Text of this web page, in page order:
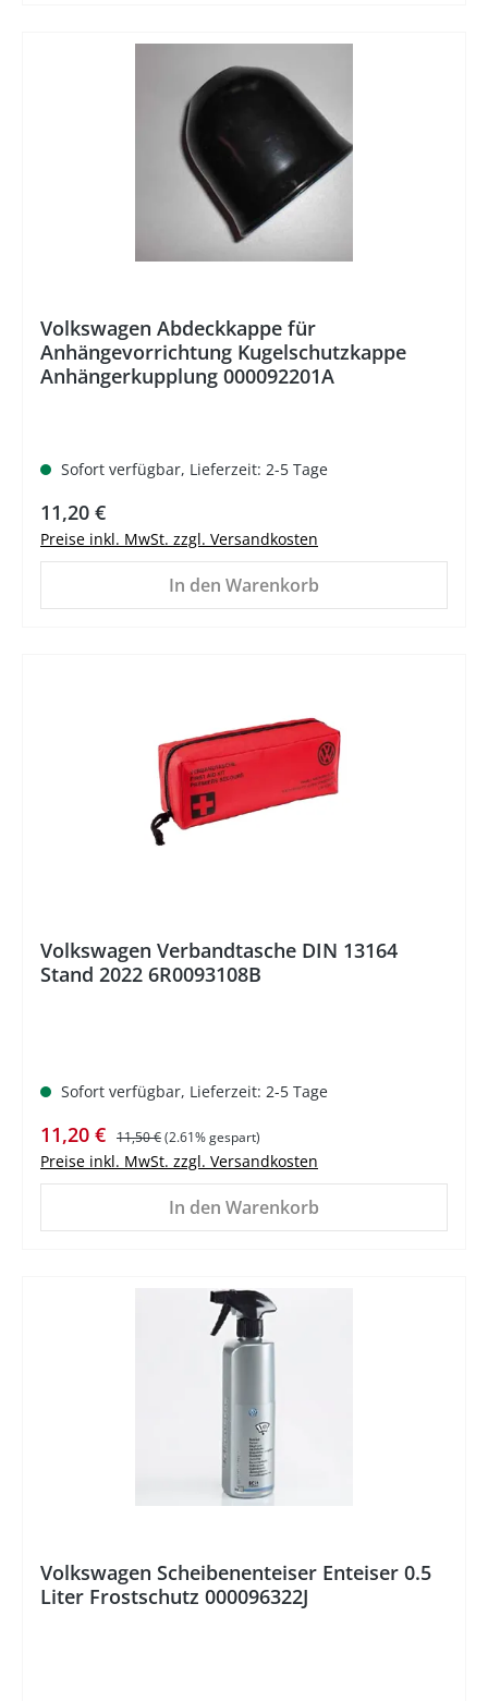
Volkswagen Abdeckkappe für
Anhängevorrichtung Kugelschutzkappe
Anhängerkupplung 000092201A
Sofort verfügbar, Lieferzeit: 2-5 Tage
Regulärer Preis:
11,20 €
Preise inkl. MwSt. zzgl. Versandkosten
In den Warenkorb
Volkswagen Verbandtasche DIN 13164
Stand 2022 6R0093108B
Sofort verfügbar, Lieferzeit: 2-5 Tage
Verkaufspreis:
11,20 € Regulärer Preis:
11,50 €(2.61% gespart)
Preise inkl. MwSt. zzgl. Versandkosten
In den Warenkorb
Volkswagen Scheibenenteiser Enteiser 0.5
Liter Frostschutz 000096322J